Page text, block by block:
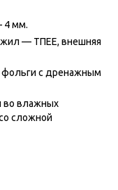
4 мм.
жил — ТПЕЕ, внешняя
с дренажным
во влажных
сложной